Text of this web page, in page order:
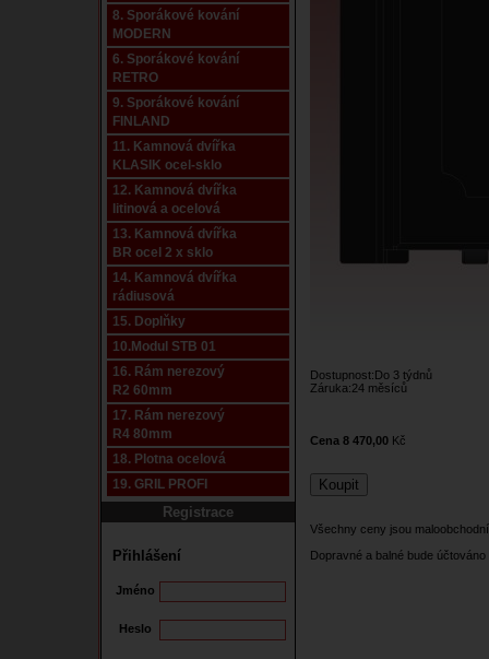
8. Sporákové kování
MODERN
6. Sporákové kování
RETRO
9. Sporákové kování
FINLAND
11. Kamnová dvířka
KLASIK ocel-sklo
12. Kamnová dvířka
litinová a ocelová
13. Kamnová dvířka
BR ocel 2 x sklo
14. Kamnová dvířka
rádiusová
15. Doplňky
10.Modul STB 01
16. Rám nerezový
R2 60mm
17. Rám nerezový
R4 80mm
18. Plotna ocelová
19. GRIL PROFI
Registrace
Přihlášení
Jméno
Heslo
Dostupnost:Do 3 týdnů
Záruka:24 měsíců
Cena 8 470,00 Kč
Všechny ceny jsou
Dopravné a balné bude